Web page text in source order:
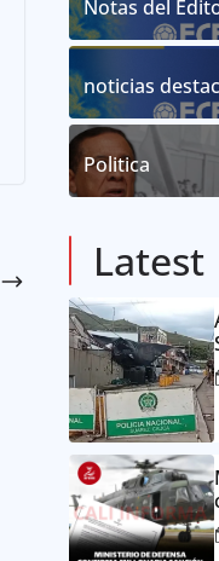
Notas del
noticias
Politica
Latest